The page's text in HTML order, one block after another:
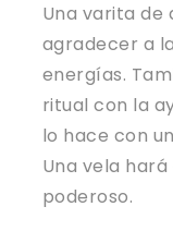
Una varita de
agradecer a
energías.
ritual con la
lo hace con
Una vela
poderoso.